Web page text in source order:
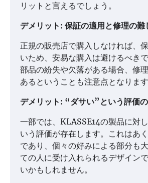
リットと言えるでしょう。
デメリット: 保証の適用と修理の難
正規の販売店で購入しなければ、
いため、安易な購入は避けるべき
部品の紛失や欠落がある場合、修
あるということも注意点となります
デメリット: “ダサい”という評価
一部では、KLASSE14の製品に対
いう評価が存在します。これはあ
であり、個々の好みによる部分も
ての人に受け入れられるデザイン
いかもしれません。